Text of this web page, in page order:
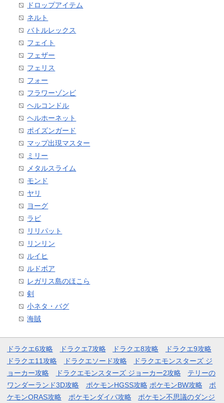
ドロップアイテム
ネルト
バトルレックス
フェイト
フェザー
フェリス
フォー
フラワーゾンビ
ヘルコンドル
ヘルホーネット
ポイズンガード
マップ出現マスター
ミリー
メタルスライム
モンド
ヤリ
ヨーグ
ラビ
リリパット
リンリン
ルイヒ
ルドボア
レガリス島のほこら
剣
小ネタ・バグ
海賊
ドラクエ6攻略 ドラクエ7攻略 ドラクエ8攻略
ドラクエ9攻略
ドラクエ11攻略
ドラクエソード攻略
ドラクエモンスターズ ジ
ョーカー攻略
ドラクエモンスターズ ジョーカー2攻略
テリーの
ワンダーランド3D攻略
ポケモンHGSS攻略 ポケモンBW攻略
ポ
ケモンORAS攻略
ポケモンダイパ攻略 ポケモン不思議のダンジ